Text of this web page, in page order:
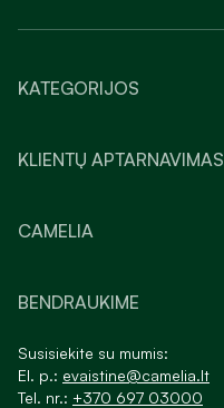
KATEGORIJOS
KLIENTŲ APTARNAVIMAS
CAMELIA
BENDRAUKIME
Susisiekite su mumis:
El. p.: evaistine@camelia.lt
Tel. nr.: +370 697 03000